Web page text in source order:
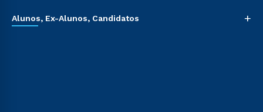
Alunos, Ex-Alunos, Candidatos +